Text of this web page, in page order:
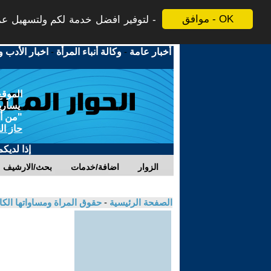
موافق - OK لتوفير افضل خدمة لكم ولتسهيل
أخبار عامة -وكالة أنباء المرأة - اخبار الأدب
"من
حاز
إذا
بحث/الارشيف اضافة/خدمات الزوار
الصفحة الرئيسية - حقوق المراة ومساواتها